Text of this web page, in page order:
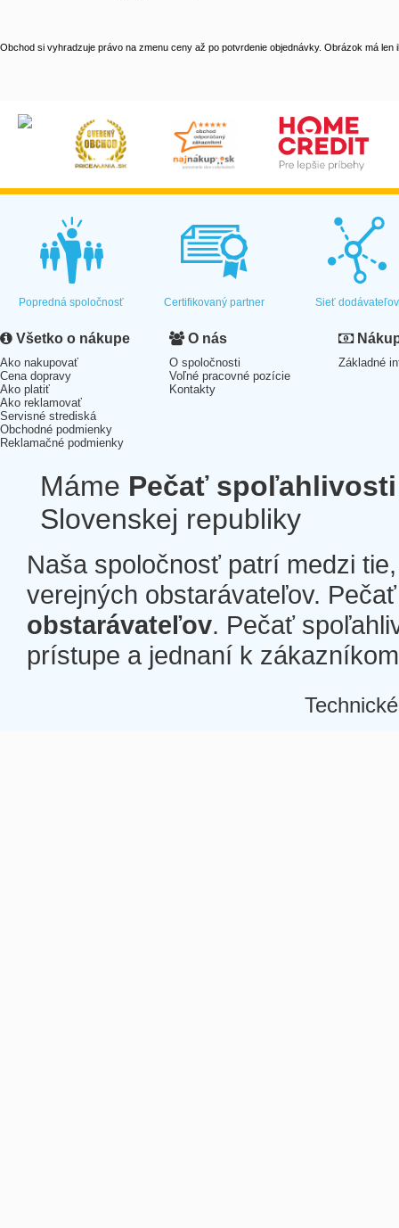
Obchod si vyhradzuje právo na zmenu ceny až po potvrdenie objednávky. Obrázok má len
Popredná spoločnosť Certifikovaný partner Sieť dodávateľov
Všetko o nákupe
Ako nakupovať
Cena dopravy
Ako platiť
Ako reklamovať
Servisné strediská
Obchodné podmienky
Reklamačné podmienky
O nás
O spoločnosti
Voľné pracovné pozície
Kontakty
Základné
Máme Pečať spoľahlivosti
Slovenskej republiky
Naša spoločnosť patrí medzi
verejných obstarávateľov.
obstarávateľov. Pečať
prístupe a jednaní k